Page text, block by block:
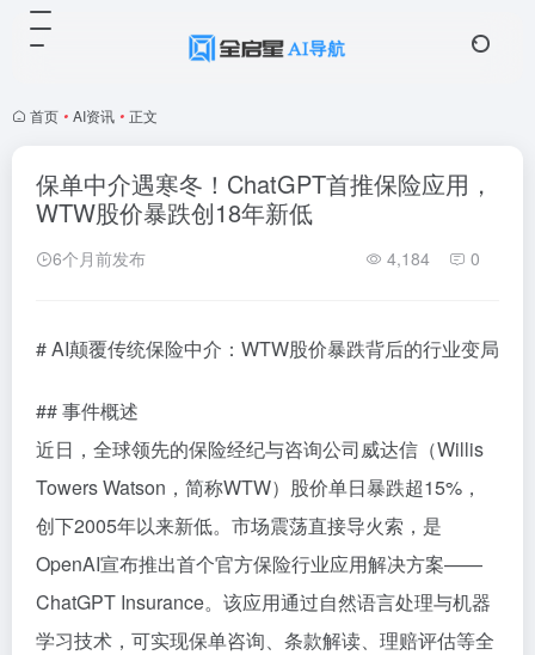
首页 • AI资讯 • 正文
保单中介遇寒冬！ChatGPT首推保险应用，
WTW股价暴跌创18年新低
6个月前发布 4,184 0
# AI颠覆传统保险中介：WTW股价暴跌背后的行业变局
## 事件概述
近日，全球领先的保险经纪与咨询公司威达信（Willis
Towers Watson，简称WTW）股价单日暴跌超15%，
创下2005年以来新低。市场震荡直接导火索，是
OpenAI宣布推出首个官方保险行业应用解决方案——
ChatGPT Insurance。该应用通过自然语言处理与机器
学习技术，可实现保单咨询、条款解读、理赔评估等全